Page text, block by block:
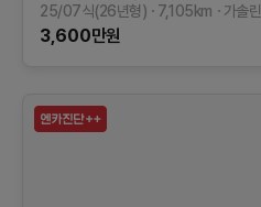
25/07식(26년형) 7,105km 가솔린
3,600만원